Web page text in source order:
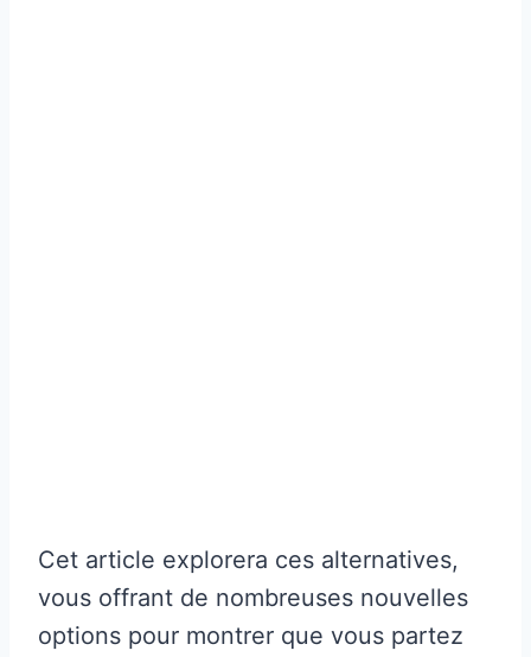
Cet article explorera ces alternatives,
vous offrant de nombreuses nouvelles
options pour montrer que vous partez